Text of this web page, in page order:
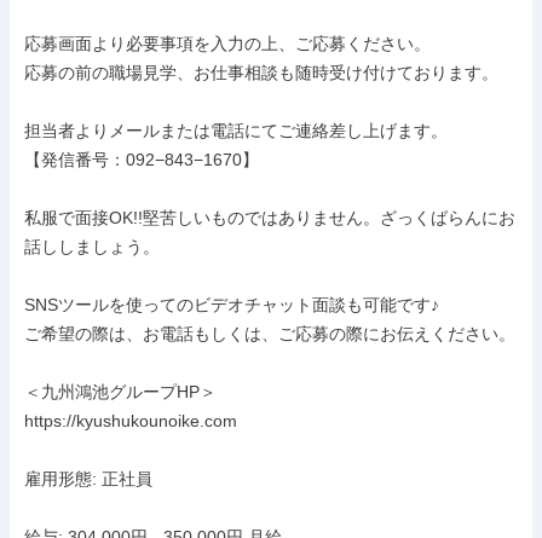
応募画面より必要事項を入力の上、ご応募ください。
応募の前の職場見学、お仕事相談も随時受け付けております。
担当者よりメールまたは電話にてご連絡差し上げます。
【発信番号：092−843−1670】
私服で面接OK!!堅苦しいものではありません。ざっくばらんにお
話ししましょう。
SNSツールを使ってのビデオチャット面談も可能です♪
ご希望の際は、お電話もしくは、ご応募の際にお伝えください。
＜九州鴻池グループHP＞
https://kyushukounoike.com
雇用形態: 正社員